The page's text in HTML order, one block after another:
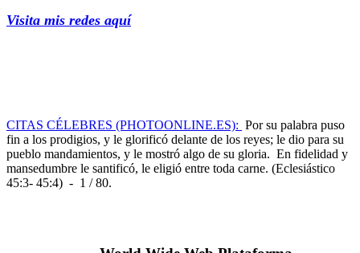
Visita mis redes aquí
CITAS CÉLEBRES (PHOTOONLINE.ES): Por su palabra puso
fin a los prodigios, y le glorificó delante de los reyes; le dio para su
pueblo mandamientos, y le mostró algo de su gloria. En fidelidad y
mansedumbre le santificó, le eligió entre toda carne. (Eclesiástico
45:3- 45:4) - 1 / 80.